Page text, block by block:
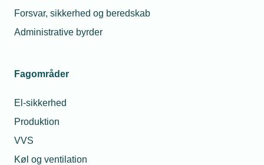
Forsvar, sikkerhed og beredskab
Administrative byrder
Fagområder
El-sikkerhed
Produktion
VVS
Køl og ventilation
kompetencer og få udstedt et supplerende
uddannelsesbevis, der dokumenterer
Læs mere om faglig anerkendelse